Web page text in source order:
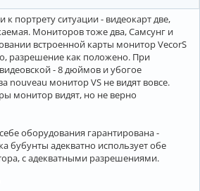
портрету ситуации - видеокарт две,
Мониторов тоже два, Самсунг и
встроенной карты монитор VecorS
разрешение как положено. При
- 8 дюймов и убогое
nouveau монитор VS не видят вовсе.
монитор видят, но не верно
оборудования гарантирована -
бубунты адекватно использует обе
с адекватными разрешениями.